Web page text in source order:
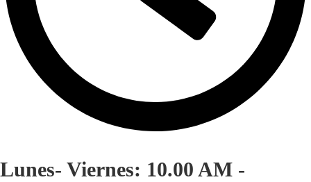
Lunes- Viernes: 10.00 AM -